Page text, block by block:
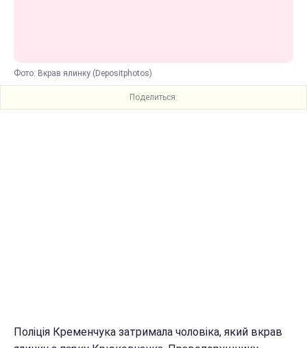
Фото: Вкрав ялинку (Depositphotos)
Поделиться:
Поліція Кременчука затримала чоловіка, який вкрав